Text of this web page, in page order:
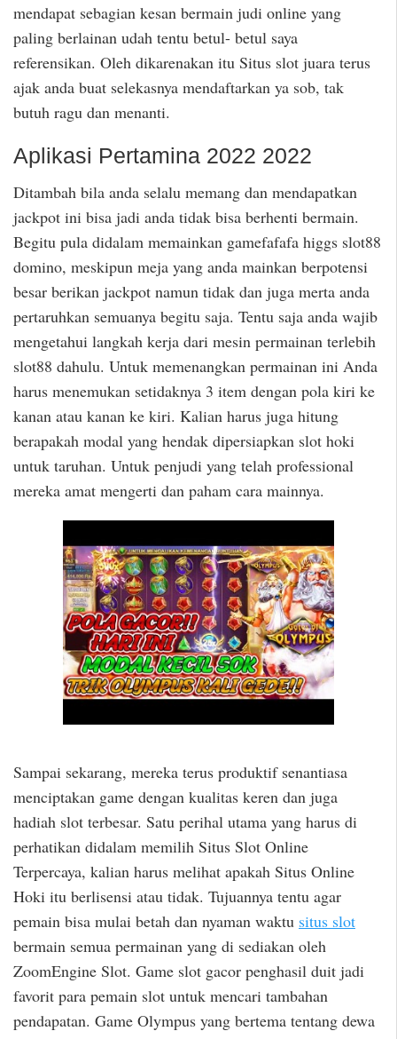
mendapat sebagian kesan bermain judi online yang
paling berlainan udah tentu betul- betul saya
referensikan. Oleh dikarenakan itu Situs slot juara terus
ajak anda buat selekasnya mendaftarkan ya sob, tak
butuh ragu dan menanti.
Aplikasi Pertamina 2022 2022
Ditambah bila anda selalu memang dan mendapatkan
jackpot ini bisa jadi anda tidak bisa berhenti bermain.
Begitu pula didalam memainkan gamefafafa higgs slot88
domino, meskipun meja yang anda mainkan berpotensi
besar berikan jackpot namun tidak dan juga merta anda
pertaruhkan semuanya begitu saja. Tentu saja anda wajib
mengetahui langkah kerja dari mesin permainan terlebih
slot88 dahulu. Untuk memenangkan permainan ini Anda
harus menemukan setidaknya 3 item dengan pola kiri ke
kanan atau kanan ke kiri. Kalian harus juga hitung
berapakah modal yang hendak dipersiapkan slot hoki
untuk taruhan. Untuk penjudi yang telah professional
mereka amat mengerti dan paham cara mainnya.
Sampai sekarang, mereka terus produktif senantiasa
menciptakan game dengan kualitas keren dan juga
hadiah slot terbesar. Satu perihal utama yang harus di
perhatikan didalam memilih Situs Slot Online
Terpercaya, kalian harus melihat apakah Situs Online
Hoki itu berlisensi atau tidak. Tujuannya tentu agar
pemain bisa mulai betah dan nyaman waktu situs slot
bermain semua permainan yang di sediakan oleh
ZoomEngine Slot. Game slot gacor penghasil duit jadi
favorit para pemain slot untuk mencari tambahan
pendapatan. Game Olympus yang bertema tentang dewa